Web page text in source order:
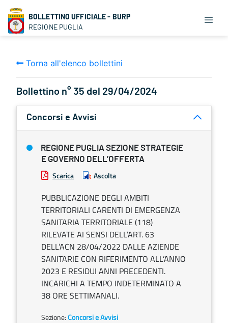
BOLLETTINO UFFICIALE - BURP
REGIONE PUGLIA
Torna all'elenco bollettini
Bollettino n° 35 del 29/04/2024
Concorsi e Avvisi
REGIONE PUGLIA SEZIONE STRATEGIE
E GOVERNO DELL’OFFERTA
Scarica Ascolta
PUBBLICAZIONE DEGLI AMBITI
TERRITORIALI CARENTI DI EMERGENZA
SANITARIA TERRITORIALE (118)
RILEVATE AI SENSI DELL’ART. 63
DELL’ACN 28/04/2022 DALLE AZIENDE
SANITARIE CON RIFERIMENTO ALL’ANNO
2023 E RESIDUI ANNI PRECEDENTI.
INCARICHI A TEMPO INDETERMINATO A
38 ORE SETTIMANALI.
Sezione:Concorsi e Avvisi